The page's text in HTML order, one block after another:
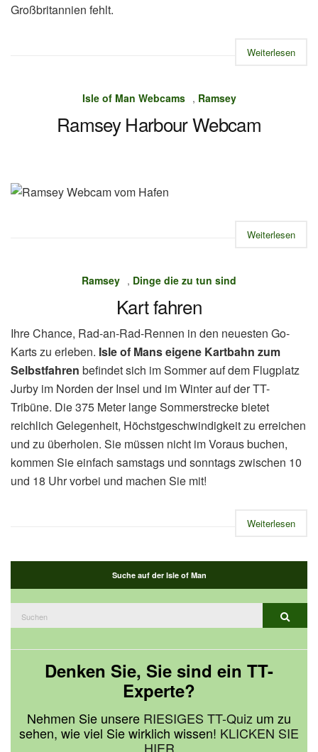
Großbritannien fehlt.
Weiterlesen
Isle of Man Webcams , Ramsey
Ramsey Harbour Webcam
Weiterlesen
Ramsey , Dinge die zu tun sind
Kart fahren
Ihre Chance, Rad-an-Rad-Rennen in den neuesten Go-
Karts zu erleben. Isle of Mans eigene Kartbahn zum
Selbstfahren befindet sich im Sommer auf dem Flugplatz
Jurby im Norden der Insel und im Winter auf der TT-
Tribüne. Die 375 Meter lange Sommerstrecke bietet
reichlich Gelegenheit, Höchstgeschwindigkeit zu erreichen
und zu überholen. Sie müssen nicht im Voraus buchen,
kommen Sie einfach samstags und sonntags zwischen 10
und 18 Uhr vorbei und machen Sie mit!
Weiterlesen
Suche auf der Isle of Man
nach:
Denken Sie, Sie sind ein TT-
Experte?
Nehmen Sie unsere RIESIGES TT-Quiz um zu
sehen, wie viel Sie wirklich wissen! KLICKEN SIE
HIER